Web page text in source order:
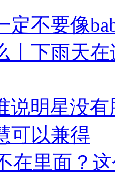
定不要像
丨下雨天
说明星没
可以兼得
在里面？